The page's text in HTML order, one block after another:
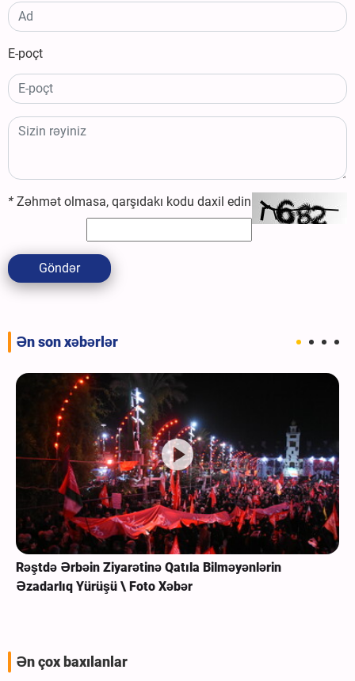
E-poçt
* Zəhmət olmasa, qarşıdakı kodu daxil edin
Göndər
Ən son xəbərlər
Rəştdə Ərbəin Ziyarətinə Qatıla Bilməyənlərin
Əzadarlıq Yürüşü \ Foto Xəbər
Ən çox baxılanlar